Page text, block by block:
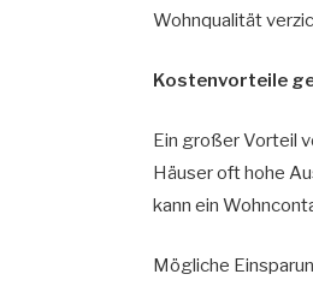
Wohnqualität
Kostenvorteile
Ein großer Vorteil
Häuser oft hohe
kann ein
Mögliche